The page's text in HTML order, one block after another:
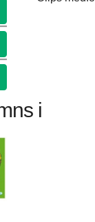
i